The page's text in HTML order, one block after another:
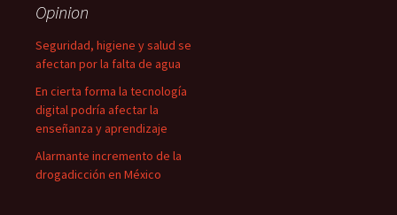
Opinion
Seguridad, higiene y salud se
afectan por la falta de agua
En cierta forma la tecnología
digital podría afectar la
enseñanza y aprendizaje
Alarmante incremento de la
drogadicción en México